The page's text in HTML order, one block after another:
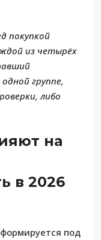
покупкой
из четырёх
группе,
либо
на
в 2026
под